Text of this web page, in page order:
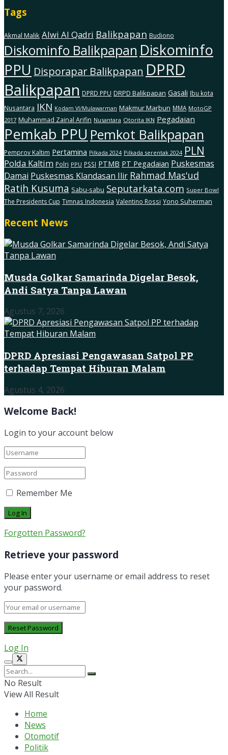
Tags
Akmal Malik Alwi Al Qadri Balikpapan Budiono
Diskominfo Balikpapan Diskominfo
PPU Disporapar Balikpapan DPRD
Balikpapan DPRD PPU DRPD Balikpapan Gasali Ibu kota
Nusantara IKN Kodam Vl/Mulawarman Makmur Marbun MMA MotoGP
2017 Muhammad Zainal Arifin Nusantara Otorita IKN Pegadaian
Pemkab PPU Pemkot Balikpapan
Pemprov Kaltim Pertamina Pilkada 2024 Pilkada serentak 2024 PLN
Polda Kaltim Polri PPU PSSI PTMB PT Pegadaian Puskesmas
Damai Puskesmas Klandasan Ilir Rahmad Mas'ud
Ratih Kusuma Sabu-sabu Seputarkata.com Super Bowl
The Presidents Cup Timnas Indonesia Valentino Rossi Yono Suherman
Recent News
Musda Golkar Samarinda Digelar Besok,
Andi Satya Tanpa Lawan
Agustus 7, 2026
DPRD Apresiasi Pengawasan Satpol PP
terhadap Tempat Hiburan Malam
Agustus 4, 2026
Welcome Back!
Login to your account below
Remember Me
Forgotten Password?
Retrieve your password
Please enter your username or email address to reset
your password.
Log In
No Result
View All Result
Home
News
Otomotif
Politik